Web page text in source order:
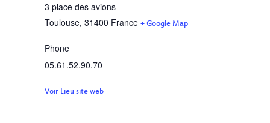
3 place des avions
Toulouse, 31400 France + Google Map
Phone
05.61.52.90.70
Voir Lieu site web